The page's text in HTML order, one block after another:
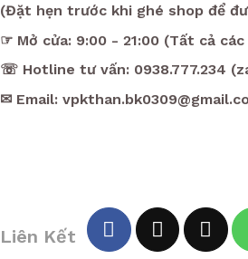
(Đặt hẹn trước khi ghé shop để
☞ Mở cửa: 9:00 - 21:00 (Tất cả
☏ Hotline tư vấn: 0938.777.234
✉ Email:
Liên Kết